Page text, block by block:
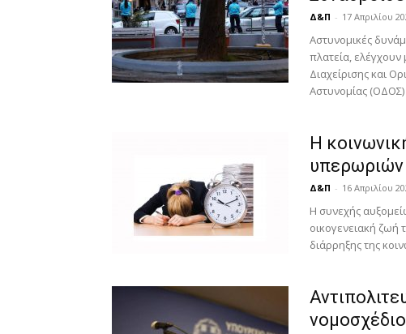
Δ&Π - 17 Απριλίου
Αστυνομικές
πλατεία,
Διαχείρισης και
Αστυνομίας
Η
υπερωριών
Δ&Π - 16 Απριλίου
Η συνεχής
οικογενειακή ζωή
διάρρηξης της
νομοσχέδιο